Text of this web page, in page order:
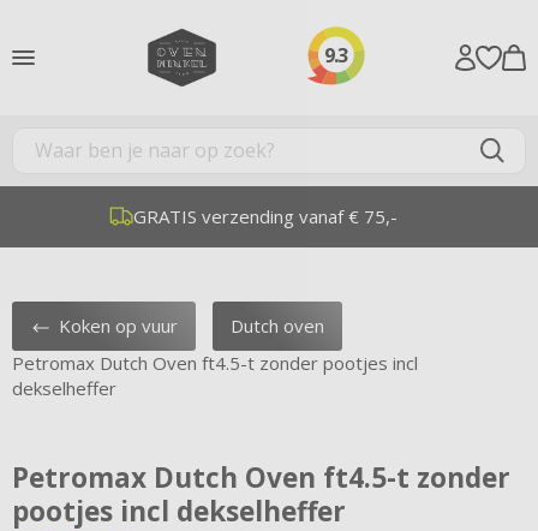
9.3
GRATIS verzending vanaf € 75,-
Koken op vuur
Dutch oven
Petromax Dutch Oven ft4.5-t zonder pootjes incl
dekselheffer
Petromax Dutch Oven ft4.5-t zonder
pootjes incl dekselheffer